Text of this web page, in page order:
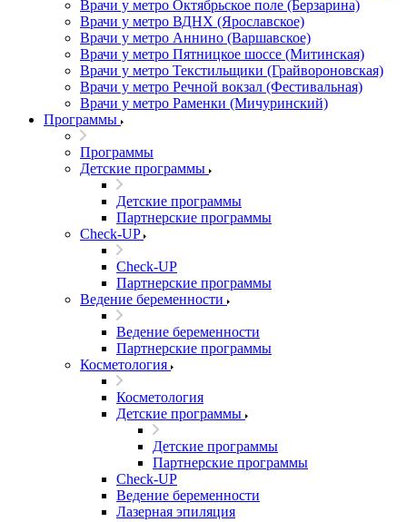
Врачи у метро Октябрьское поле (Берзарина)
Врачи у метро ВДНХ (Ярославское)
Врачи у метро Аннино (Варшавское)
Врачи у метро Пятницкое шоссе (Митинская)
Врачи у метро Текстильщики (Грайвороновская)
Врачи у метро Речной вокзал (Фестивальная)
Врачи у метро Раменки (Мичуринский)
Программы
Программы
Детские программы
Детские программы
Партнерские программы
Check-UP
Check-UP
Партнерские программы
Ведение беременности
Ведение беременности
Партнерские программы
Косметология
Косметология
Детские программы
Детские программы
Партнерские программы
Check-UP
Ведение беременности
Лазерная эпиляция